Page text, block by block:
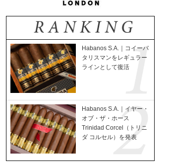
Habanos S.A.｜コイーバ
タリスマンをレギュラー
ラインとして復活
Habanos S.A.｜イヤー・
オブ・ザ・ホース
Trinidad Corcel（トリニ
ダ コルセル）を発表